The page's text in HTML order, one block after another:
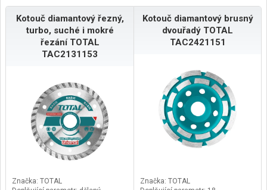
Kotouč diamantový řezný,
turbo, suché i mokré
řezání TOTAL
TAC2131153
Značka: TOTAL
Kotouč diamantový brusný
dvouřadý TOTAL
TAC2421151
Značka: TOTAL